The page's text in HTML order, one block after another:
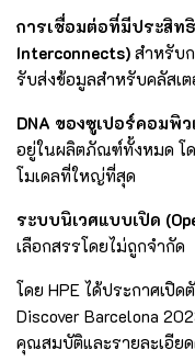
การเชื่อมต่อที่มีประสิท
Interconnects) สำหรับ
รับส่งข้อมูลสำหรับคลัสเ
DNA ของซูเปอร์คอมพิว
อยู่ในผลิตภัณฑ์ทั้งหมด โ
โมเดลที่ใหญ่ที่สุด
ระบบนิเวศแบบเปิด
เลือกสรรโดยไม่ถูกจำกัด
โดย HPE ได้ประกาศเปิ
Discover Barcelona
คุณสมบัติและรายละเอีย